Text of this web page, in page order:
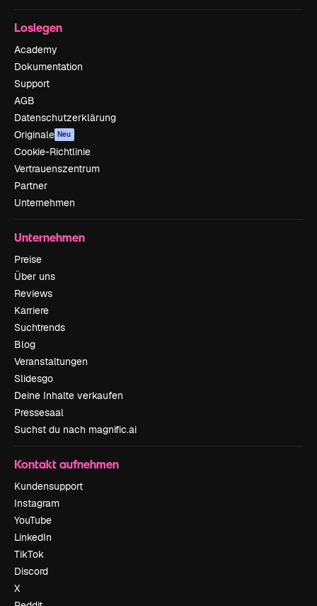
Loslegen
Academy
Dokumentation
Support
AGB
Datenschutzerklärung
Originale Neu
Cookie-Richtlinie
Vertrauenszentrum
Partner
Unternehmen
Unternehmen
Preise
Über uns
Reviews
Karriere
Suchtrends
Blog
Veranstaltungen
Slidesgo
Deine Inhalte verkaufen
Pressesaal
Suchst du nach magnific.ai
Kontakt aufnehmen
Kundensupport
Instagram
YouTube
LinkedIn
TikTok
Discord
X